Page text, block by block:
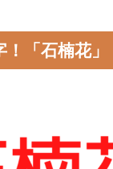
「石楠花」